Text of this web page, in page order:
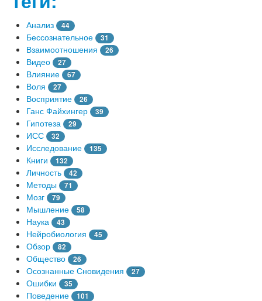
Анализ 44
Бессознательное 31
Взаимоотношения 26
Видео 27
Влияние 67
Воля 27
Восприятие 26
Ганс Файхингер 39
Гипотеза 29
ИСС 32
Исследование 135
Книги 132
Личность 42
Методы 71
Мозг 79
Мышление 58
Наука 43
Нейробиология 45
Обзор 82
Общество 26
Осознанные Сновидения 27
Ошибки 35
Поведение 101